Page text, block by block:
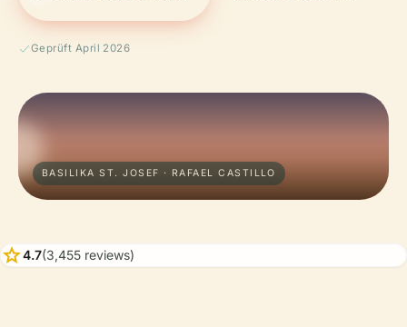
Geprüft April 2026
BASILIKA ST. JOSEF · RAFAEL CASTILLO
star4.7(3,455 reviews)